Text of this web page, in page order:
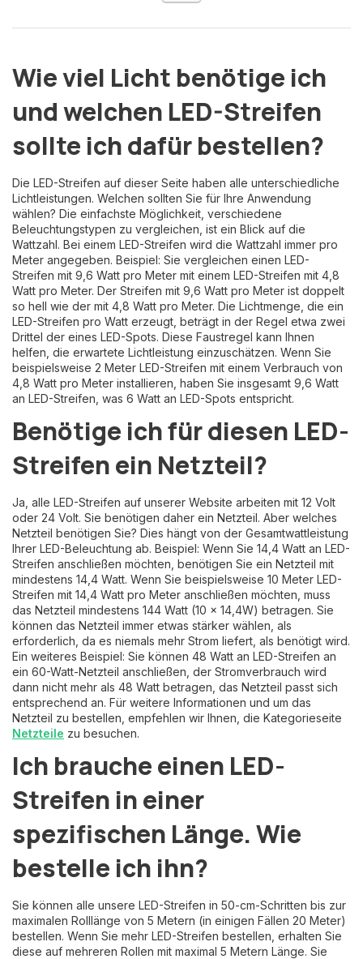
Wie viel Licht benötige ich
und welchen LED-Streifen
sollte ich dafür bestellen?
Die LED-Streifen auf dieser Seite haben alle unterschiedliche
Lichtleistungen. Welchen sollten Sie für Ihre Anwendung
wählen? Die einfachste Möglichkeit, verschiedene
Beleuchtungstypen zu vergleichen, ist ein Blick auf die
Wattzahl. Bei einem LED-Streifen wird die Wattzahl immer pro
Meter angegeben. Beispiel: Sie vergleichen einen LED-
Streifen mit 9,6 Watt pro Meter mit einem LED-Streifen mit 4,8
Watt pro Meter. Der Streifen mit 9,6 Watt pro Meter ist doppelt
so hell wie der mit 4,8 Watt pro Meter. Die Lichtmenge, die ein
LED-Streifen pro Watt erzeugt, beträgt in der Regel etwa zwei
Drittel der eines LED-Spots. Diese Faustregel kann Ihnen
helfen, die erwartete Lichtleistung einzuschätzen. Wenn Sie
beispielsweise 2 Meter LED-Streifen mit einem Verbrauch von
4,8 Watt pro Meter installieren, haben Sie insgesamt 9,6 Watt
an LED-Streifen, was 6 Watt an LED-Spots entspricht.
Benötige ich für diesen LED-
Streifen ein Netzteil?
Ja, alle LED-Streifen auf unserer Website arbeiten mit 12 Volt
oder 24 Volt. Sie benötigen daher ein Netzteil. Aber welches
Netzteil benötigen Sie? Dies hängt von der Gesamtwattleistung
Ihrer LED-Beleuchtung ab. Beispiel: Wenn Sie 14,4 Watt an LED-
Streifen anschließen möchten, benötigen Sie ein Netzteil mit
mindestens 14,4 Watt. Wenn Sie beispielsweise 10 Meter LED-
Streifen mit 14,4 Watt pro Meter anschließen möchten, muss
das Netzteil mindestens 144 Watt (10 x 14,4W) betragen. Sie
können das Netzteil immer etwas stärker wählen, als
erforderlich, da es niemals mehr Strom liefert, als benötigt wird.
Ein weiteres Beispiel: Sie können 48 Watt an LED-Streifen an
ein 60-Watt-Netzteil anschließen, der Stromverbrauch wird
dann nicht mehr als 48 Watt betragen, das Netzteil passt sich
entsprechend an. Für weitere Informationen und um das
Netzteil zu bestellen, empfehlen wir Ihnen, die Kategorieseite
Netzteile zu besuchen.
Ich brauche einen LED-
Streifen in einer
spezifischen Länge. Wie
bestelle ich ihn?
Sie können alle unsere LED-Streifen in 50-cm-Schritten bis zur
maximalen Rolllänge von 5 Metern (in einigen Fällen 20 Meter)
bestellen. Wenn Sie mehr LED-Streifen bestellen, erhalten Sie
diese auf mehreren Rollen mit maximal 5 Metern Länge. Sie